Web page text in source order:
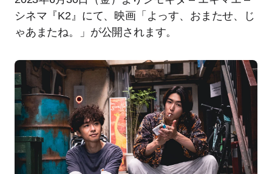
シネマ『K2』にて、映画「よっす、おまたせ、じ
ゃあまたね。」が公開されます。